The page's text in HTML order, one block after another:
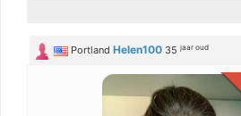
Portland Helen100 35jaar oud